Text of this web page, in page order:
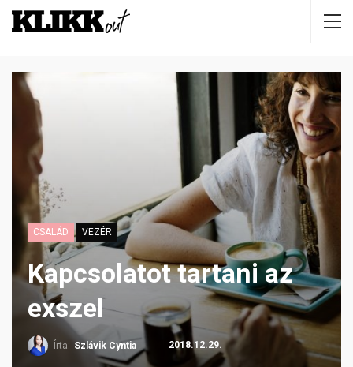
CSALÁD VEZÉR
Kapcsolatot tartani az
exszel
Írta: Szlávik Cyntia 2018.12.29.